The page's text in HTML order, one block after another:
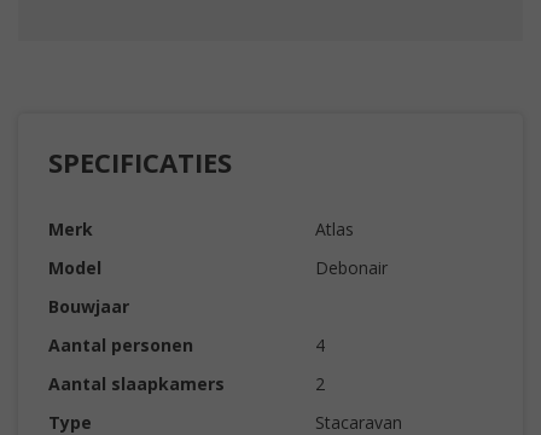
SPECIFICATIES
Merk
Atlas
Model
Debonair
Bouwjaar
Aantal personen
4
Aantal slaapkamers
2
Type
Stacaravan